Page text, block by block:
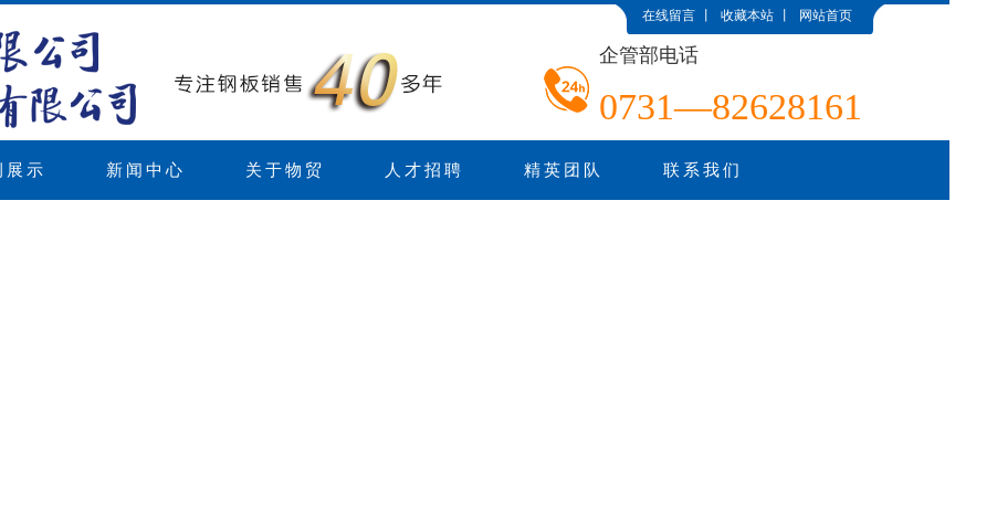
在线留言 收藏本站 网站首页
企管部电话
0731—82628161
展示 新闻中心 关于物贸 人才招聘 精英团队 联系我们